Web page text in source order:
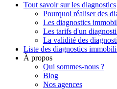
Tout savoir sur les diagnostics
Pourquoi réaliser des
Les diagnostics
Les tarifs d'un
La validité des
Liste des diagnostics
À propos
Qui sommes-nous ?
Blog
Nos agences